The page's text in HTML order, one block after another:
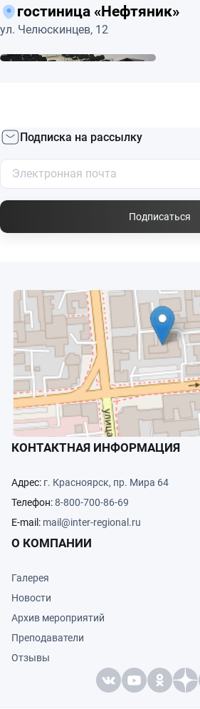
гостиница «Нефтяник»
ул. Челюскинцев, 12
Подписка на рассылку
Подписаться
КОНТАКТНАЯ ИНФОРМАЦИЯ
Адрес: г. Красноярск, пр. Мира 64
Телефон:8-800-700-86-69
E-mail: mail@inter-regional.ru
О КОМПАНИИ
Галерея
Новости
Архив мероприятий
Преподаватели
Отзывы